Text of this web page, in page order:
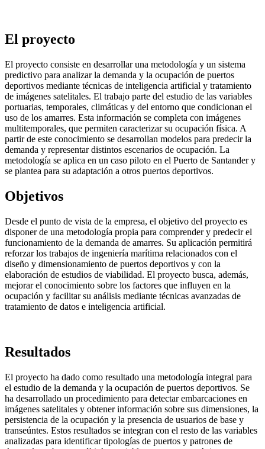
El proyecto
El proyecto consiste en desarrollar una metodología y un sistema
predictivo para analizar la demanda y la ocupación de puertos
deportivos mediante técnicas de inteligencia artificial y tratamiento
de imágenes satelitales. El trabajo parte del estudio de las variables
portuarias, temporales, climáticas y del entorno que condicionan el
uso de los amarres. Esta información se completa con imágenes
multitemporales, que permiten caracterizar su ocupación física. A
partir de este conocimiento se desarrollan modelos para predecir la
demanda y representar distintos escenarios de ocupación. La
metodología se aplica en un caso piloto en el Puerto de Santander y
se plantea para su adaptación a otros puertos deportivos.
Objetivos
Desde el punto de vista de la empresa, el objetivo del proyecto es
disponer de una metodología propia para comprender y predecir el
funcionamiento de la demanda de amarres. Su aplicación permitirá
reforzar los trabajos de ingeniería marítima relacionados con el
diseño y dimensionamiento de puertos deportivos y con la
elaboración de estudios de viabilidad. El proyecto busca, además,
mejorar el conocimiento sobre los factores que influyen en la
ocupación y facilitar su análisis mediante técnicas avanzadas de
tratamiento de datos e inteligencia artificial.
Resultados
El proyecto ha dado como resultado una metodología integral para
el estudio de la demanda y la ocupación de puertos deportivos. Se
ha desarrollado un procedimiento para detectar embarcaciones en
imágenes satelitales y obtener información sobre sus dimensiones, la
persistencia de la ocupación y la presencia de usuarios de base y
transeúntes. Estos resultados se integran con el resto de las variables
analizadas para identificar tipologías de puertos y patrones de